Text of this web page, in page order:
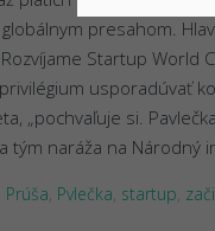
presahom.
Startup World
usporadúvať
„pochvaľuje si.
tým naráža na
Prúša, Pvlečka, startup,